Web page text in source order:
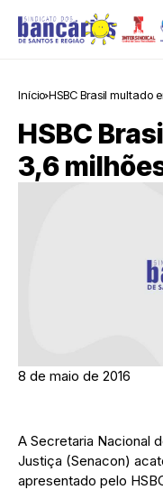
Início HSBC Brasil multado
HSBC
3,6
8 de maio de 2016
A Secretaria Nacional
Justiça (Senacon)
apresentado pelo